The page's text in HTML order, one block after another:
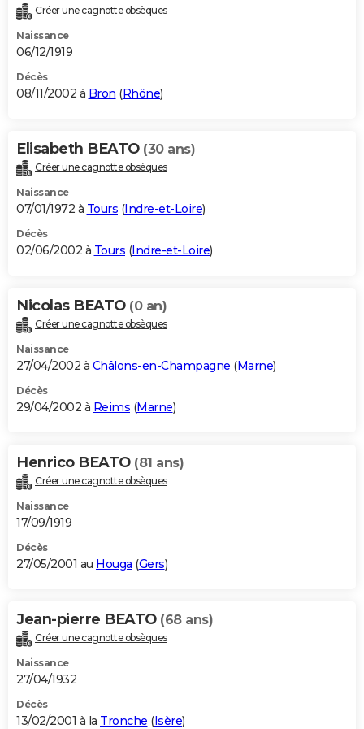
Créer une cagnotte obsèques
Naissance
06/12/1919
Décès
08/11/2002 à Bron (Rhône)
Elisabeth BEATO (30 ans)
Créer une cagnotte obsèques
Naissance
07/01/1972 à Tours (Indre-et-Loire)
Décès
02/06/2002 à Tours (Indre-et-Loire)
Nicolas BEATO (0 an)
Créer une cagnotte obsèques
Naissance
27/04/2002 à Châlons-en-Champagne (Marne)
Décès
29/04/2002 à Reims (Marne)
Henrico BEATO (81 ans)
Créer une cagnotte obsèques
Naissance
17/09/1919
Décès
27/05/2001 au Houga (Gers)
Jean-pierre BEATO (68 ans)
Créer une cagnotte obsèques
Naissance
27/04/1932
Décès
13/02/2001 à la Tronche (Isère)